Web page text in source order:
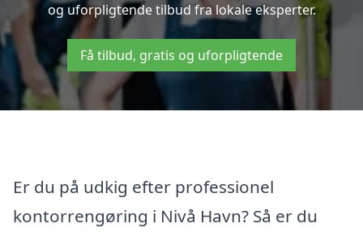
og uforpligtende tilbud fra lokale eksperter.
Få tilbud, gratis og uforpligtende
Er du på udkig efter professionel
kontorrengøring i Nivå Havn? Så er du